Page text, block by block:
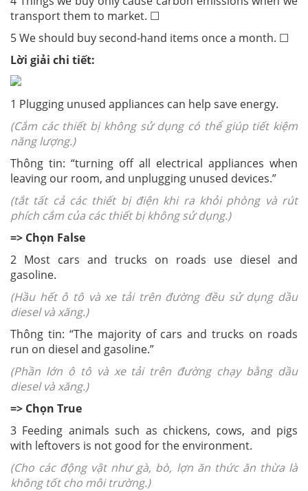
transport them to market. ☐
5 We should buy second-hand items once a month. ☐
Lời giải chi tiết:
1 Plugging unused appliances can help save energy.
(Cắm các thiết bị không sử dụng có thể giúp tiết kiệm
năng lượng.)
Thông tin: “turning off all electrical appliances when
leaving our room, and unplugging unused devices.”
(tắt tất cả các thiết bị điện khi ra khỏi phòng và rút
phích cắm của các thiết bị không sử dụng.)
=> Chọn False
2 Most cars and trucks on roads use diesel and
gasoline.
(Hầu hết ô tô và xe tải trên đường đều sử dụng dầu
diesel và xăng.)
Thông tin: “The majority of cars and trucks on roads
run on diesel and gasoline.”
(Phần lớn ô tô và xe tải trên đường chạy bằng dầu
diesel và xăng.)
=> Chọn True
3 Feeding animals such as chickens, cows, and pigs
with leftovers is not good for the environment.
(Cho các động vật như gà, bò, lợn ăn thức ăn thừa là
không tốt cho môi trường.)